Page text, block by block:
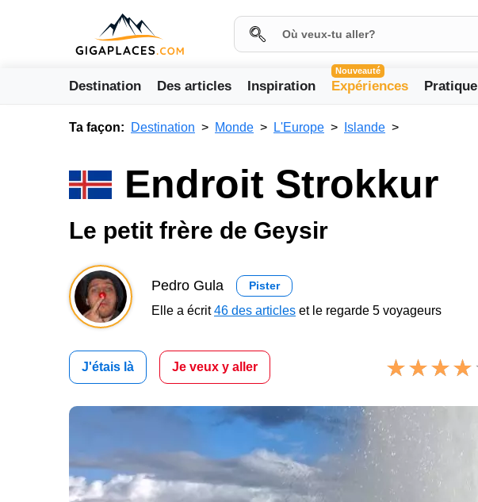
Destination Des articles Inspiration
Nouveauté
Expériences Pratique
Ta façon: Destination Monde L'Europe Islande
Endroit Strokkur
Le petit frère de Geysir
Pedro Gula Pister
Elle a écrit46 des articles et le regarde 5 voyageurs
J'étais là Je veux y aller